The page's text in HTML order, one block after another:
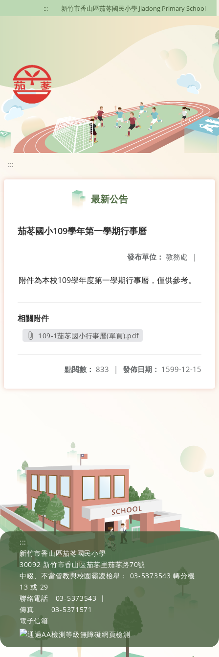
移至網頁之主要內容區位置
::: 新竹市香山區茄苳國民小學 Jiadong Primary School
:::
最新公告
茄苳國小109學年第一學期行事曆
發布單位： 教務處 |
附件為本校109學年度第一學期行事曆，僅供參考。
相關附件
109-1茄苳國小行事曆(單頁).pdf
發佈日期： 1599-12-15
點閱數： 833 |
:::
新竹市香山區茄苳國民小學
30092 新竹市香山區茄苳里茄苳路70號
中輟、不當管教與校園霸凌檢舉： 03-5373543 轉分機
13 或 29
聯絡電話
03-5373543
|
傳真
03-5371571
電子信箱